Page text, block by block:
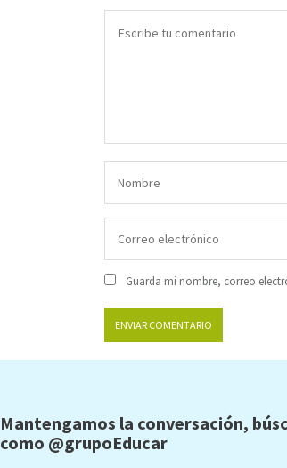
Guarda mi nombre, correo
Mantengamos la conversación,
como @grupoEducar